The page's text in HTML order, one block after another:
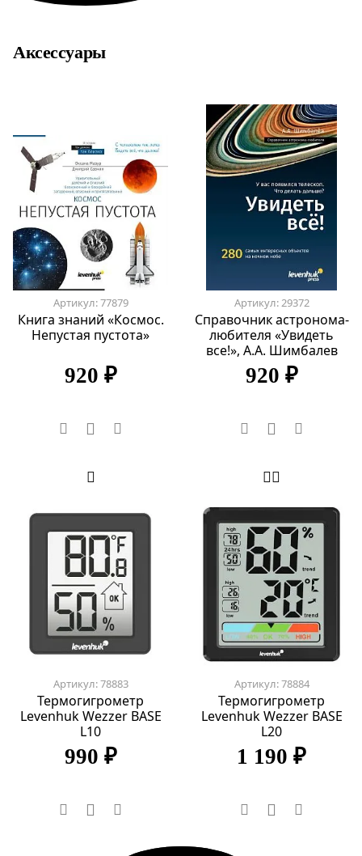
Аксессуары
Артикул: 77879
Книга знаний «Космос.
Непустая пустота»
920 ₽
Артикул: 29372
Справочник астронома-
любителя «Увидеть
все!», А.А. Шимбалев
920 ₽
Артикул: 78883
Термогигрометр
Levenhuk Wezzer BASE
L10
990 ₽
Артикул: 78884
Термогигрометр
Levenhuk Wezzer BASE
L20
1 190 ₽